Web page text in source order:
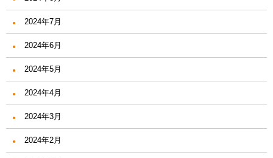
2024年7月
2024年6月
2024年5月
2024年4月
2024年3月
2024年2月